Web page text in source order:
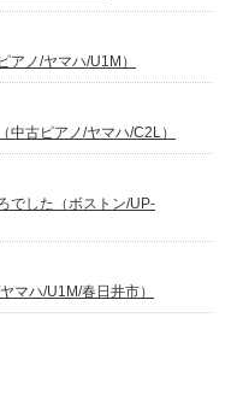
アノ/ヤマハ/U1M）
中古ピアノ/ヤマハ/C2L）
でした（ボストン/UP-
マハ/U1M/春日井市）